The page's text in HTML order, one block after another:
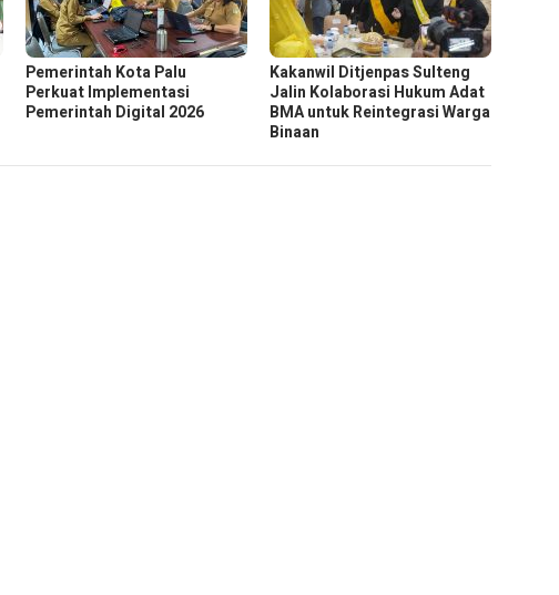
Pemerintah Kota Palu
Perkuat Implementasi
Pemerintah Digital 2026
Kakanwil Ditjenpas Sulteng
Jalin Kolaborasi Hukum Adat
BMA untuk Reintegrasi Warga
Binaan